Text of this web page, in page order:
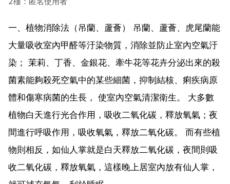
一、植物消除法（吊蘭、蘆薈） 吊蘭、蘆薈、虎尾蘭能
大量吸收室內甲醛等汙染物質，消除並防止室內空氣汙
染； 茉莉、丁香、金銀花、牽牛花等花卉分泌出來的殺
菌素能夠殺死空氣中的某些細菌，抑制結核、痢疾病原
體和傷寒病菌的生長， 使室內空氣清潔衛生。 大多數
植物白天進行光合作用，吸收二氧化碳，釋放氧氣；夜
間進行呼吸作用，吸收氧氣，釋放二氧化碳。 而有些植
物則相反，如仙人掌就是白天釋放二氧化碳，夜間則吸
收二氧化碳，釋放氧氣，這樣晚上居室內放有仙人掌，